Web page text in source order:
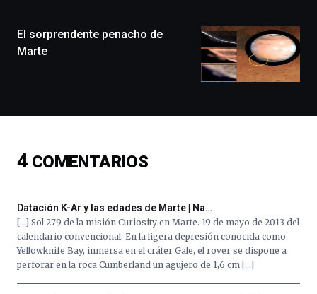
monólogos,
exposiciones,
de
16
de
iniciativa,
organizada
El sorprendente penacho de
Marte
4 COMENTARIOS
Datación K-Ar y las edades de Marte | Na…
[…] Sol 279 de la misión Curiosity en Marte. 19 de mayo de 2013 del
calendario convencional. En la ligera depresión conocida como
Yellowknife Bay, inmersa en el cráter Gale, el rover se dispone a
perforar en la roca Cumberland un agujero de 1,6 cm […]